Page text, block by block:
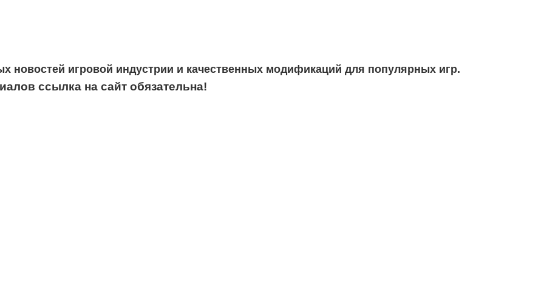
новостей игровой индустрии и качественных модификаций для популярных игр.
ссылка на сайт обязательна!